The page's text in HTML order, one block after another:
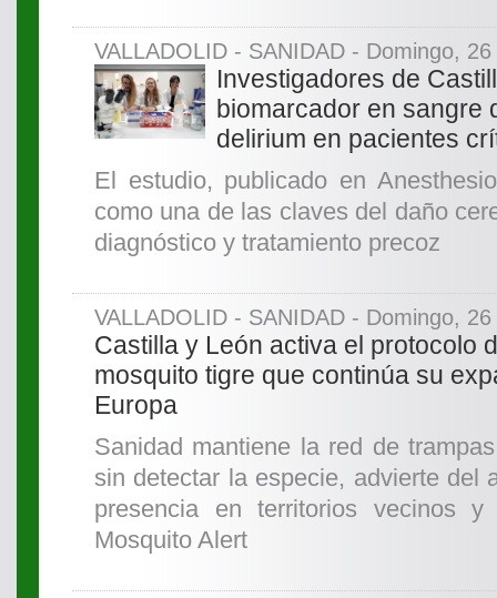
VALLADOLID - SANIDAD - Domingo,
Investigadores de
biomarcador en sangre
delirium en pacientes
El estudio, publicado en
como una de las claves del daño
diagnóstico y tratamiento precoz
VALLADOLID - SANIDAD - Domingo,
Castilla y León activa el protocolo
mosquito tigre que continúa su
Europa
Sanidad mantiene la red de
sin detectar la especie, advierte del
presencia en territorios vecinos
Mosquito Alert